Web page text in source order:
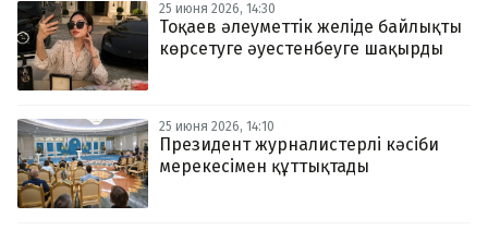
25 июня 2026, 14:30
Тоқаев әлеуметтік желіде байлықты
көрсетуге әуестенбеуге шақырды
25 июня 2026, 14:10
Президент журналистерлі кәсіби
мерекесімен құттықтады